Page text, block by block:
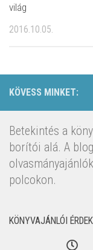
világ
2016.10.05.
KÖVESS MINKET:
Betekintés a
borítói alá. A
polcokon.
KÖNYVAJÁNLÓI